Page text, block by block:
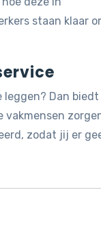
staan klaar
Dan biedt
vakmensen
zodat jij er